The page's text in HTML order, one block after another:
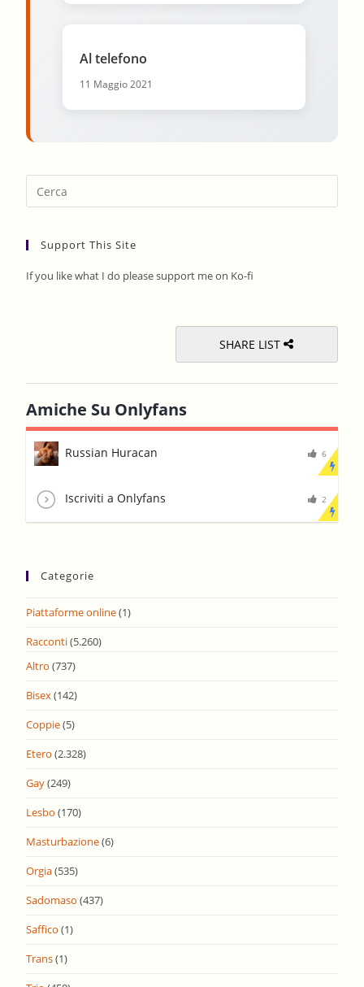
Al telefono
11 Maggio 2021
Support This Site
If you like what I do please support me on Ko-fi
SHARE LIST
Amiche Su Onlyfans
Russian Huracan 6
Iscriviti a Onlyfans 2
Categorie
Piattaforme online(1)
Racconti(5.260)
Altro (737)
Bisex(142)
Coppie(5)
Etero (2.328)
Gay(249)
Lesbo (170)
Masturbazione(6)
Orgia(535)
Sadomaso (437)
Saffico (1)
Trans(1)